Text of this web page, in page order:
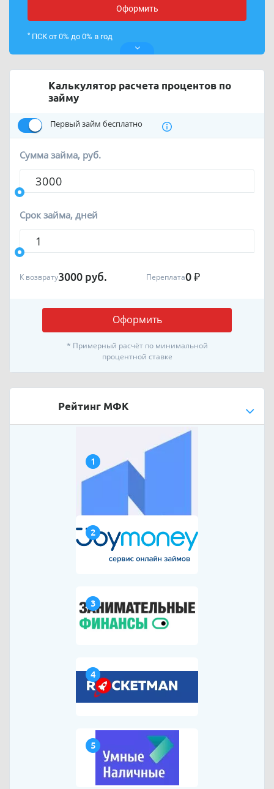
Оформить
*ПСК от 0% до 0% в год
Калькулятор расчета процентов по
займу
Первый займ бесплатно
Сумма займа, руб.
Срок займа, дней
Оформить
К возврату3000 руб. Переплата0 ₽
* Примерный расчёт по минимальной
процентной ставке
Рейтинг МФК
1
2
3
4
5